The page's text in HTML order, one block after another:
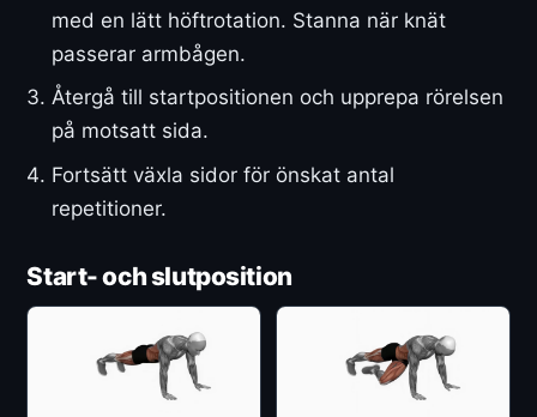
med en lätt höftrotation. Stanna när knät
passerar armbågen.
Återgå till startpositionen och upprepa rörelsen
på motsatt sida.
Fortsätt växla sidor för önskat antal
repetitioner.
Start- och slutposition